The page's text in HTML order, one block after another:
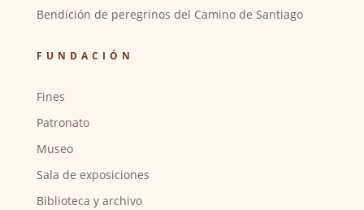
Bendición de peregrinos del Camino de Santiago
FUNDACIÓN
Fines
Patronato
Museo
Sala de exposiciones
Biblioteca y archivo